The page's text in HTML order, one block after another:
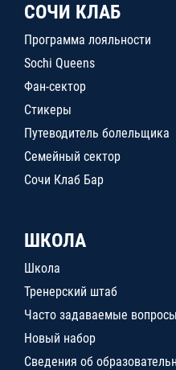
СОЧИ КЛАБ
Программа лояльности
Sochi Queens
Фан-сектор
Стикеры
Путеводитель болельщика
Семейный сектор
Сочи Клаб Бар
ШКОЛА
Школа
Тренерский штаб
Часто задаваемые вопросы
Новый набор
Сведения об